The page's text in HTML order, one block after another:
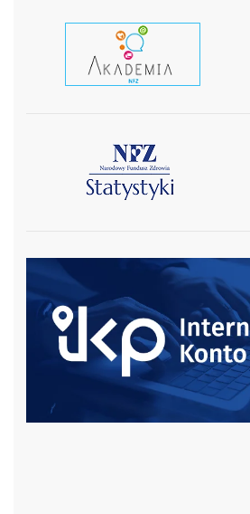
czytaj więcej
czytaj więcej